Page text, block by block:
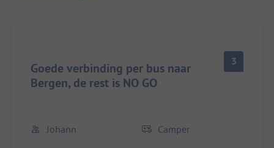
Goede verbinding per bus naar
Bergen, de rest is NO GO
3
Johann Camper